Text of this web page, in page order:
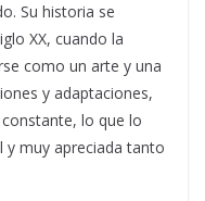
Su historia se
XX, cuando la
como un arte y una
y adaptaciones,
lo que lo
y muy apreciada tanto